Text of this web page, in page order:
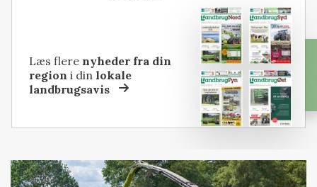
Læs flere nyheder fra din
region i dinlokale
landbrugsavis